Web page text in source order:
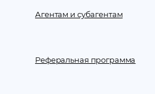
Агентам и субагентам
Реферальная программа